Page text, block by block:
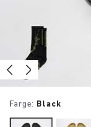
Farge: Black